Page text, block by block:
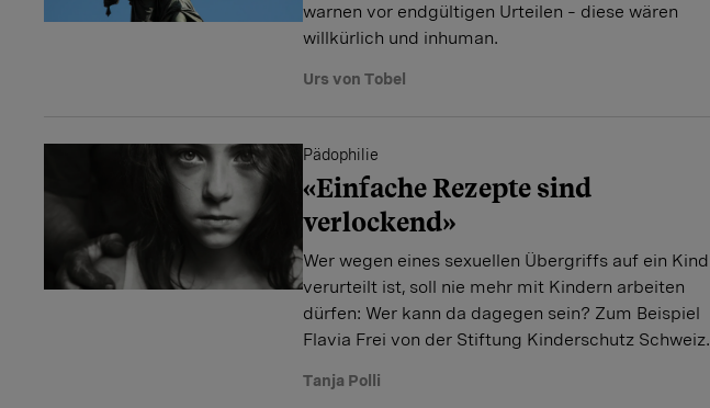
warnen vor endgültigen Urteilen – diese wären
willkürlich und inhuman.
Urs von Tobel
Pädophilie
«Einfache Rezepte sind
verlockend»
Wer wegen eines sexuellen Übergriffs auf ein Kind
verurteilt ist, soll nie mehr mit Kindern arbeiten
dürfen: Wer kann da dagegen sein? Zum Beispiel
Flavia Frei von der Stiftung Kinderschutz Schweiz.
Tanja Polli